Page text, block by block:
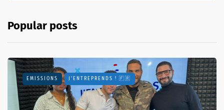
Popular posts
EMISSIONS J'ENTREPRENDS ! 🇫🇷